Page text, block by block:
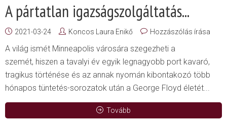
A pártatlan igazságszolgáltatás...
2021-03-24 Koncos Laura Enikő Hozzászólás írása
A világ ismét Minneapolis városára szegezheti a
szemét, hiszen a tavalyi év egyik legnagyobb port kavaró,
tragikus történése és az annak nyomán kibontakozó több
hónapos tüntetés-sorozatok után a George Floyd életét...
Tovább